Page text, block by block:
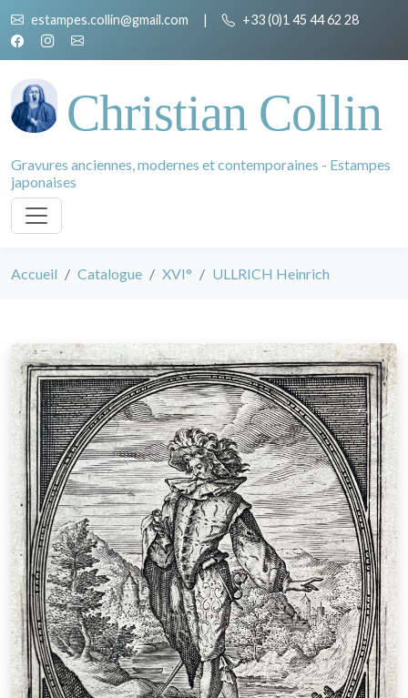
estampes.collin@gmail.com | +33 (0)1 45 44 62 28
Christian Collin
Gravures anciennes, modernes et contemporaines - Estampes
japonaises
Accueil Catalogue XVI° ULLRICH Heinrich